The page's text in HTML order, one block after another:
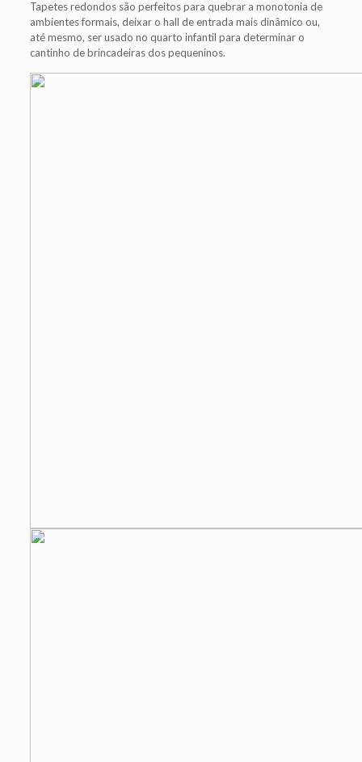
Tapetes redondos são perfeitos para quebrar a monotonia de
ambientes formais, deixar o hall de entrada mais dinâmico ou,
até mesmo, ser usado no quarto infantil para determinar o
cantinho de brincadeiras dos pequeninos.